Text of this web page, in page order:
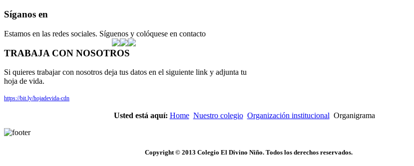
Síganos en
Estamos en las redes sociales. Síguenos y colóquese en contacto
TRABAJA CON NOSOTROS
Si quieres trabajar con nosotros deja tus datos en el siguiente link y adjunta tu
hoja de vida.
https://bit.ly/hojadevida-cdn
Usted está aquí: Home Nuestro colegio Organización institucional Organigrama
Copyright © 2013 Colegio El Divino Niño. Todos los derechos reservados.